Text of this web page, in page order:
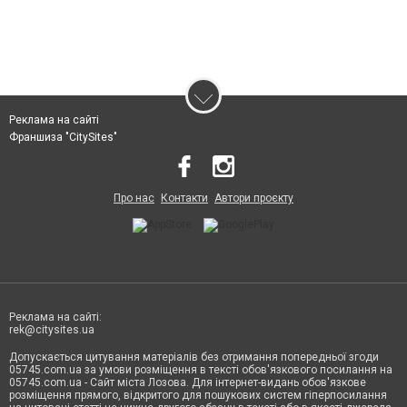
Реклама на сайті
Франшиза "CitySites"
Про нас Контакти Автори проєкту
Реклама на сайті:
rek@citysites.ua
Допускається цитування матеріалів без отримання попередньої згоди
05745.com.ua за умови розміщення в тексті обов'язкового посилання на
05745.com.ua - Сайт міста Лозова. Для інтернет-видань обов'язкове
розміщення прямого, відкритого для пошукових систем гіперпосилання